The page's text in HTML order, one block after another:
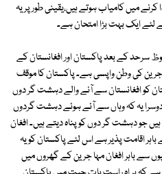
میں کامیاب ہوتے ہیں،یقینی طور پریہ
لئے ایک بہت بڑا امتحان ہے۔
سرحد کے بعد پاکستان اور افغانستان کے
جرین کی وطن واپسی ہے۔ پاکستان کا موقف
کو افغانستان سے آنے والے دہشت گر دوں
یہ کہ وہاں سے آئے ہوئے دہشت گردوں
جو دہشت گر دوں کو پناہ دیتے ہیں۔ افغان
اقامت پذیر ہے اس لئے پاکستان کو یہ
باہر افغان مہا جرین کے گھروں میں